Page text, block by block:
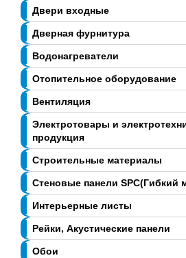
Двери входные
Дверная фурнитура
Водонагреватели
Отопительное оборудование
Вентиляция
Электротовары и
продукция
Строительные материалы
Стеновые панели SPC(Гибкий
Интерьерные листы
Рейки, Акустические панели
Обои